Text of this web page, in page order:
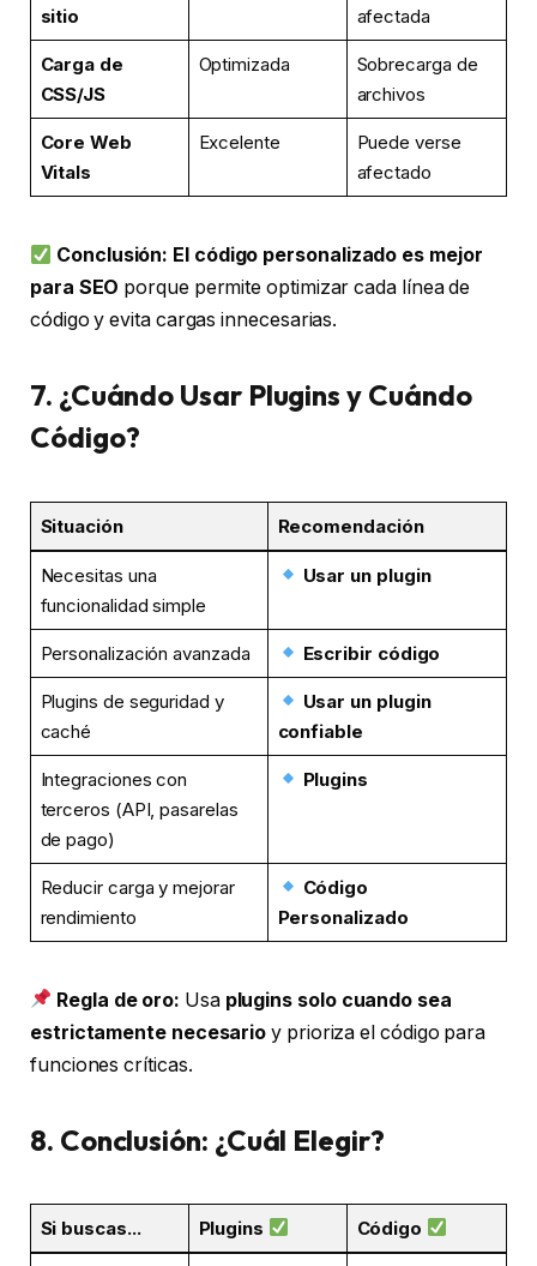
sitio
afectada
Carga de
CSS/JS
Optimizada
Sobrecarga de
archivos
Core Web
Vitals
Excelente
Puede verse
afectado
Conclusión: El código personalizado es mejor
para SEO porque permite optimizar cada línea de
código y evita cargas innecesarias.
7. ¿Cuándo Usar Plugins y Cuándo
Código?
Situación Recomendación
Necesitas una
funcionalidad simple
Usar un plugin
Personalización avanzada Escribir código
Plugins de seguridad y
caché
Usar un plugin
confiable
Integraciones con
terceros (API, pasarelas
de pago)
Plugins
Reducir carga y mejorar
rendimiento
Código
Personalizado
Regla de oro: Usa plugins solo cuando sea
estrictamente necesario y prioriza el código para
funciones críticas.
8. Conclusión: ¿Cuál Elegir?
Si buscas... Plugins Código